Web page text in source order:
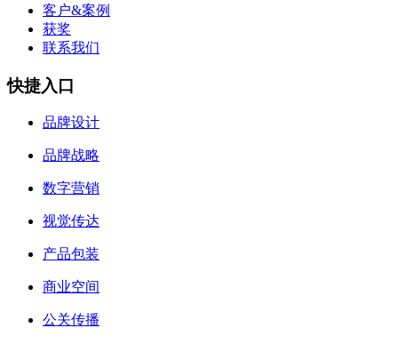
客户&案例
获奖
联系我们
快捷入口
品牌设计
品牌战略
数字营销
视觉传达
产品包装
商业空间
公关传播